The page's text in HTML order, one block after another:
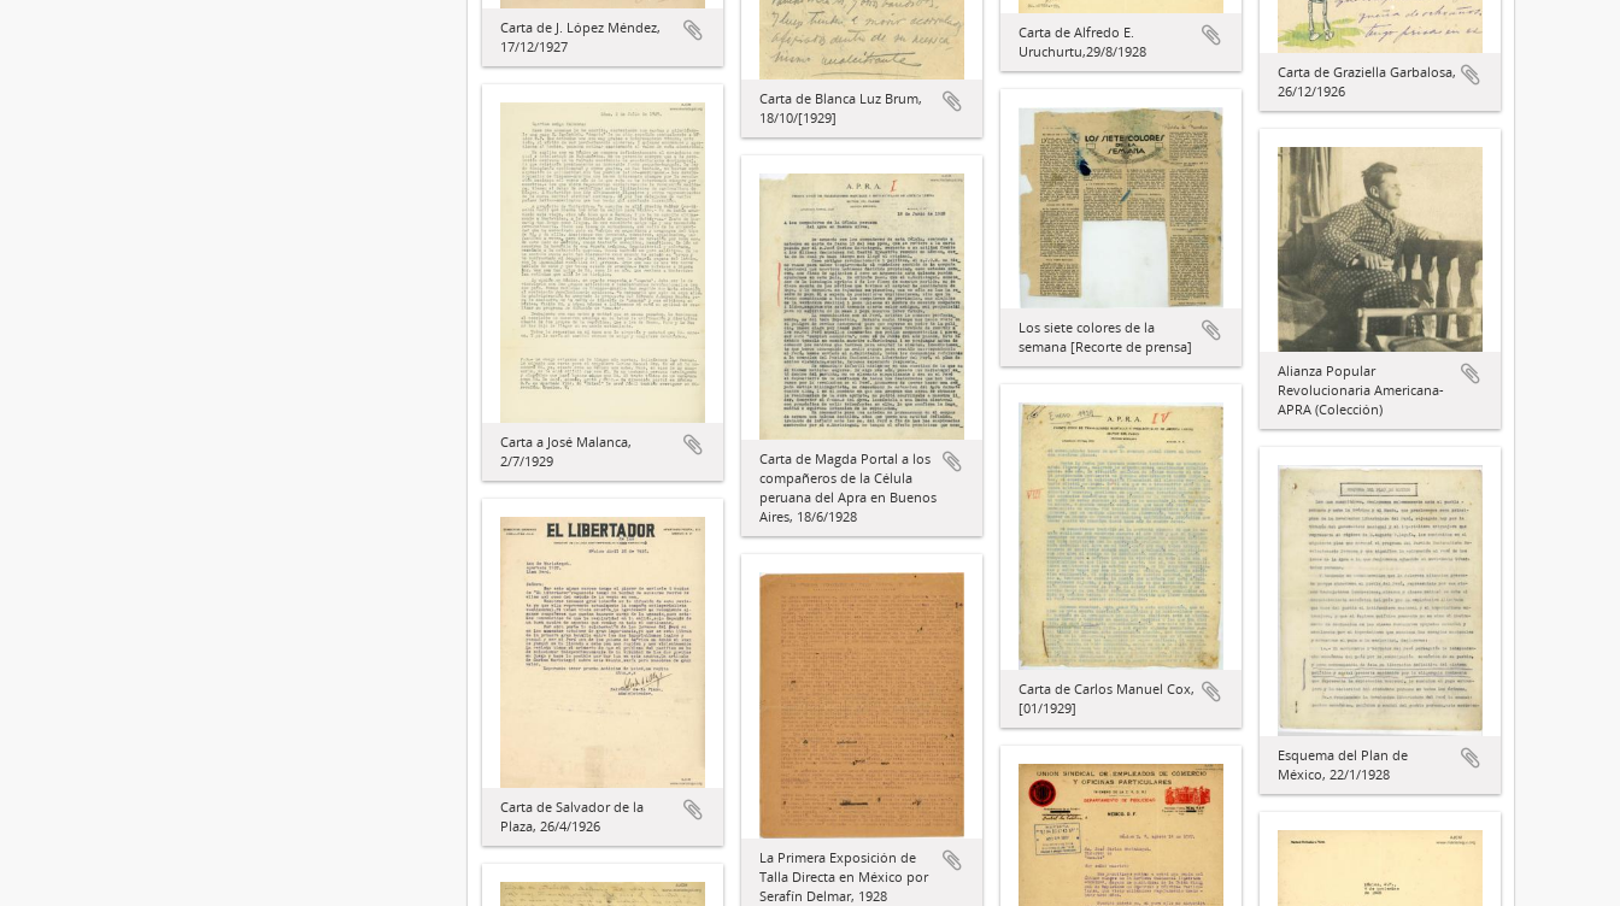
Carta de J. López Méndez,
17/12/1927
Carta de Alfredo E.
Uruchurtu,29/8/1928
Carta de Blanca Luz Brum,
18/10/[1929]
Carta de Graziella Garbalosa,
26/12/1926
Carta a José Malanca,
2/7/1929
Los siete colores de la
semana [Recorte de prensa]
Alianza Popular
Revolucionaria Americana-
APRA (Colección)
Carta de Magda Portal a los
compañeros de la Célula
peruana del Apra en Buenos
Aires, 18/6/1928
Carta de Carlos Manuel Cox,
[01/1929]
Esquema del Plan de
México, 22/1/1928
Carta de Salvador de la
Plaza, 26/4/1926
La Primera Exposición de
Talla Directa en México por
Serafín Delmar, 1928